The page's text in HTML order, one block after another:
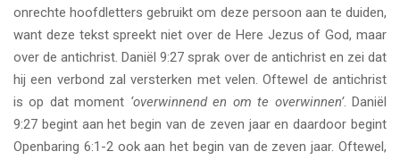
onrechte hoofdletters gebruikt om deze persoon aan te duiden,
want deze tekst spreekt niet over de Here Jezus of God, maar
over de antichrist. Daniël 9:27 sprak over de antichrist en zei dat
hij een verbond zal versterken met velen. Oftewel de antichrist
is op dat moment ‘overwinnend en om te overwinnen’. Daniël
9:27 begint aan het begin van de zeven jaar en daardoor begint
Openbaring 6:1-2 ook aan het begin van de zeven jaar. Oftewel,